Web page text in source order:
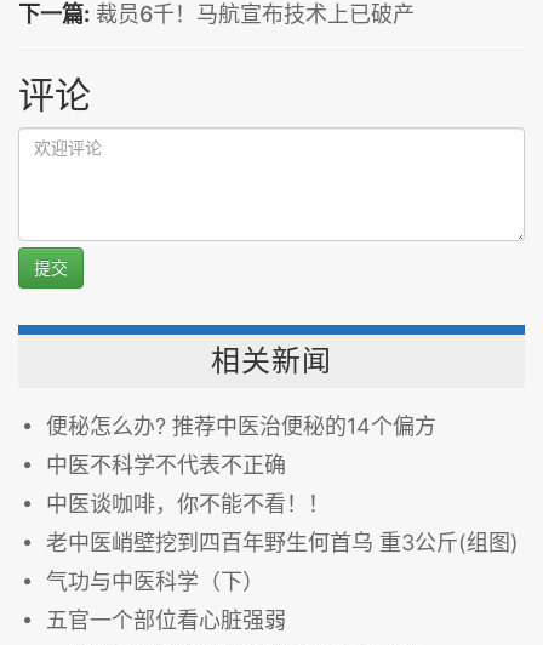
下一篇: 裁员6千！马航宣布技术上已破产
评论
提交
相关新闻
便秘怎么办? 推荐中医治便秘的14个偏方
中医不科学不代表不正确
中医谈咖啡，你不能不看！！
老中医峭壁挖到四百年野生何首乌 重3公斤(组图)
气功与中医科学（下）
五官一个部位看心脏强弱